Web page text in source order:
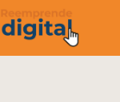
al
contenido